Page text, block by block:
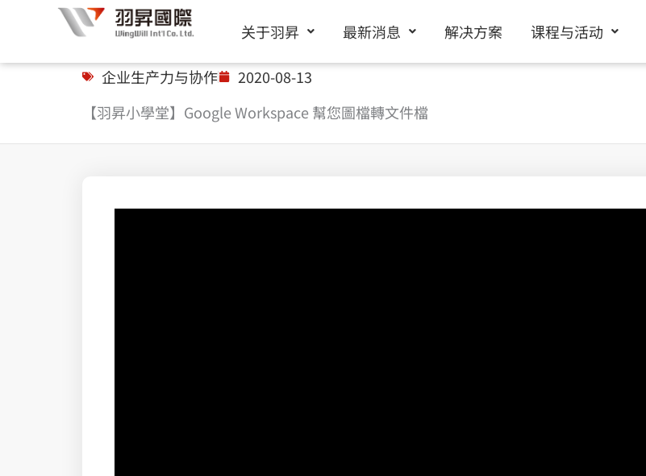
内
关于羽昇 最新消息 解决方案 课程与活动
企业生产力与协作
2020-08-13
【羽昇小學堂】Google Workspace 幫您圖檔轉文件檔